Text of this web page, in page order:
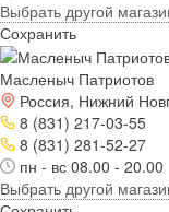
Выбрать другой
Сохранить
Масленыч Патриотов
Россия, Нижний
8 (831) 217-03-55
8 (831) 281-52-27
пн - вс 08.00 - 20.00
Выбрать другой